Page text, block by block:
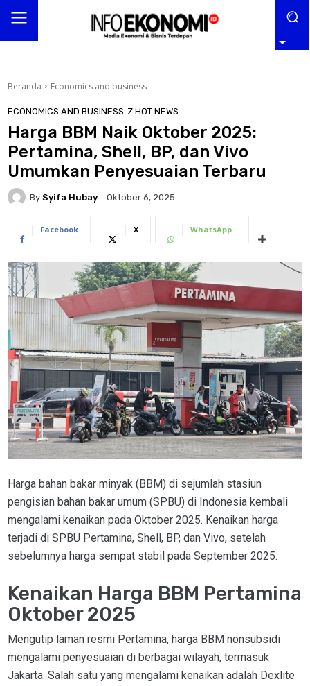
Beranda Economics and business
ECONOMICS AND BUSINESS Z HOT NEWS
Harga BBM Naik Oktober 2025:
Pertamina, Shell, BP, dan Vivo
Umumkan Penyesuaian Terbaru
By Syifa Hubay Oktober 6, 2025
Facebook X WhatsApp
Harga bahan bakar minyak (BBM) di sejumlah stasiun
pengisian bahan bakar umum (SPBU) di Indonesia kembali
mengalami kenaikan pada Oktober 2025. Kenaikan harga
terjadi di SPBU Pertamina, Shell, BP, dan Vivo, setelah
sebelumnya harga sempat stabil pada September 2025.
Kenaikan Harga BBM Pertamina
Oktober 2025
Mengutip laman resmi Pertamina, harga BBM nonsubsidi
mengalami penyesuaian di berbagai wilayah, termasuk
Jakarta. Salah satu yang mengalami kenaikan adalah Dexlite